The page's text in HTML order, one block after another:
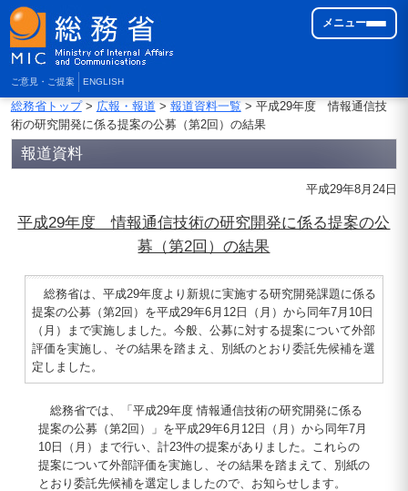
ご意見・ご提案 ENGLISH
メニュー
総務省トップ> 広報・報道 > 報道資料一覧> 平成29年度 情報通信技
術の研究開発に係る提案の公募（第2回）の結果
報道資料
平成29年8月24日
平成29年度 情報通信技術の研究開発に係る提案の公
募（第2回）の結果
総務省は、平成29年度より新規に実施する研究開発課題に係る
提案の公募（第2回）を平成29年6月12日（月）から同年7月10日
（月）まで実施しました。今般、公募に対する提案について外部
評価を実施し、その結果を踏まえ、別紙のとおり委託先候補を選
定しました。
総務省では、「平成29年度 情報通信技術の研究開発に係る
提案の公募（第2回）」を平成29年6月12日（月）から同年7月
10日（月）まで行い、計23件の提案がありました。これらの
提案について外部評価を実施し、その結果を踏まえて、別紙の
とおり委託先候補を選定しましたので、お知らせします。